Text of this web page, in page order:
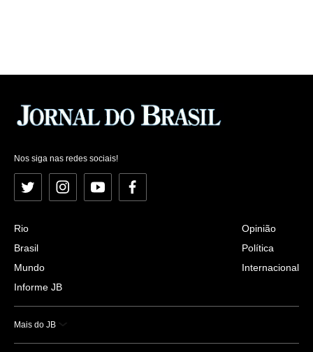
Nos siga nas redes sociais!
Twitter InstagramYouTubeFacebook
Rio
Brasil
Mundo
Informe JB
Opinião
Política
Internacional
Mais do JB
Esportes